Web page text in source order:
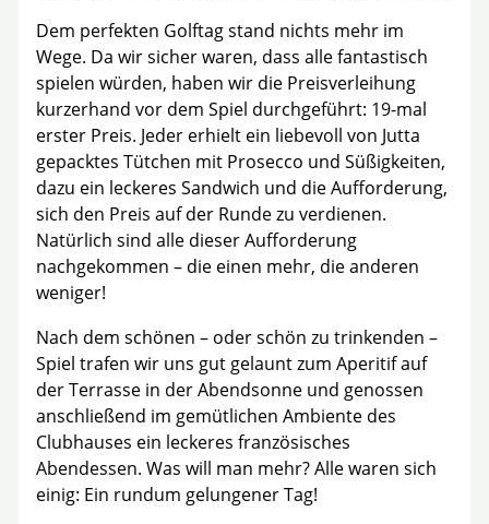
Dem perfekten Golftag stand nichts mehr im
Wege. Da wir sicher waren, dass alle fantastisch
spielen würden, haben wir die Preisverleihung
kurzerhand vor dem Spiel durchgeführt: 19-mal
erster Preis. Jeder erhielt ein liebevoll von Jutta
gepacktes Tütchen mit Prosecco und Süßigkeiten,
dazu ein leckeres Sandwich und die Aufforderung,
sich den Preis auf der Runde zu verdienen.
Natürlich sind alle dieser Aufforderung
nachgekommen – die einen mehr, die anderen
weniger!
Nach dem schönen – oder schön zu trinkenden –
Spiel trafen wir uns gut gelaunt zum Aperitif auf
der Terrasse in der Abendsonne und genossen
anschließend im gemütlichen Ambiente des
Clubhauses ein leckeres französisches
Abendessen. Was will man mehr? Alle waren sich
einig: Ein rundum gelungener Tag!